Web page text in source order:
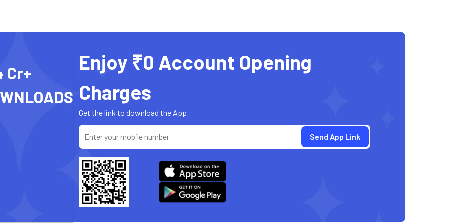
Cr+
Enjoy ₹0 Account Opening
Charges
Get the link to download the App